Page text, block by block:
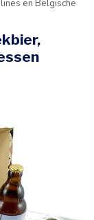
en Belgische